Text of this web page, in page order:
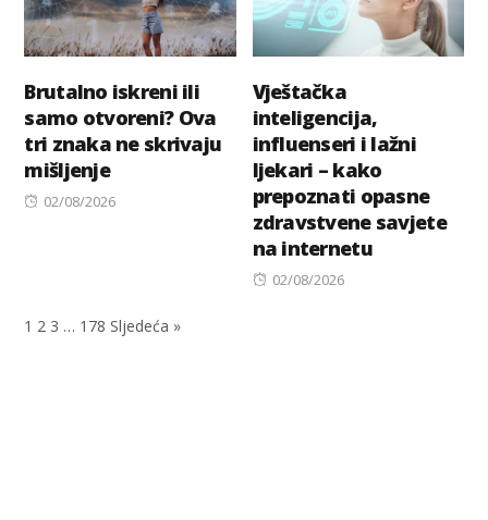
Brutalno iskreni ili
samo otvoreni? Ova
tri znaka ne skrivaju
mišljenje
Posted
02/08/2026
Vještačka
inteligencija,
influenseri i lažni
ljekari – kako
prepoznati opasne
zdravstvene savjete
na internetu
Posted
02/08/2026
1 2 3 … 178 Sljedeća »